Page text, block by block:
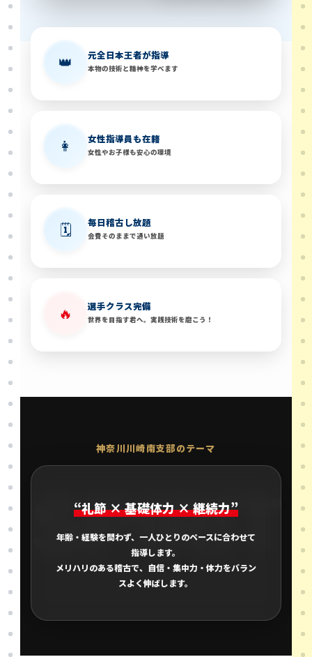
👑 元全日本王者が指導
本物の技術と精神を学べます
👩 女性指導員も在籍
女性やお子様も安心の環境
🗓️ 毎日稽古し放題
会費そのままで通い放題
🔥 選手クラス完備
世界を目指す君へ。実践技術を磨こう！
SPIRIT
神奈川川崎南支部のテーマ
“礼節 × 基礎体力 × 継続力”
年齢・経験を問わず、一人ひとりのペースに合わせて
指導します。
メリハリのある稽古で、自信・集中力・体力をバラン
スよく伸ばします。